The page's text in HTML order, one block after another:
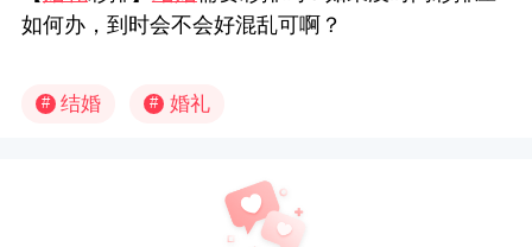
如何办，到时会不会好混乱可啊？
# 结婚 # 婚礼